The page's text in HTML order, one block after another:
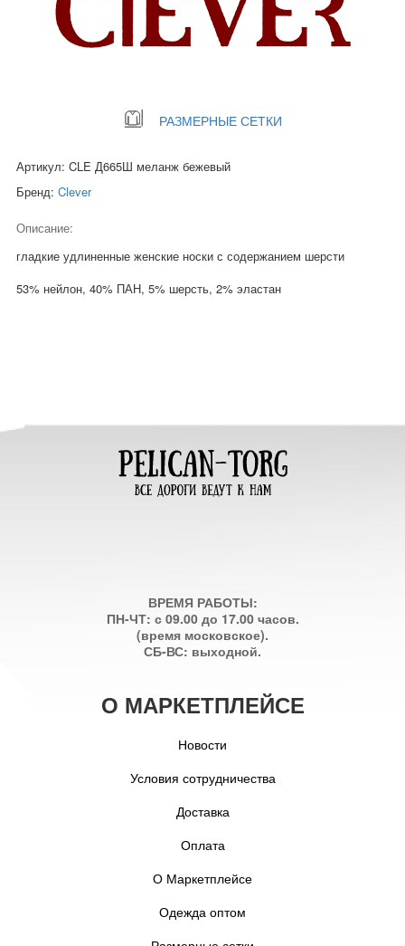
РАЗМЕРНЫЕ СЕТКИ
Артикул: CLE Д665Ш меланж бежевый
Бренд: Clever
Описание:
гладкие удлиненные женские носки с содержанием шерсти
53% нейлон, 40% ПАН, 5% шерсть, 2% эластан
ВРЕМЯ РАБОТЫ:
ПН-ЧТ: с 09.00 до 17.00 часов.
(время московское).
СБ-ВС: выходной.
О МАРКЕТПЛЕЙСЕ
Новости
Условия сотрудничества
Доставка
Оплата
О Маркетплейсе
Одежда оптом